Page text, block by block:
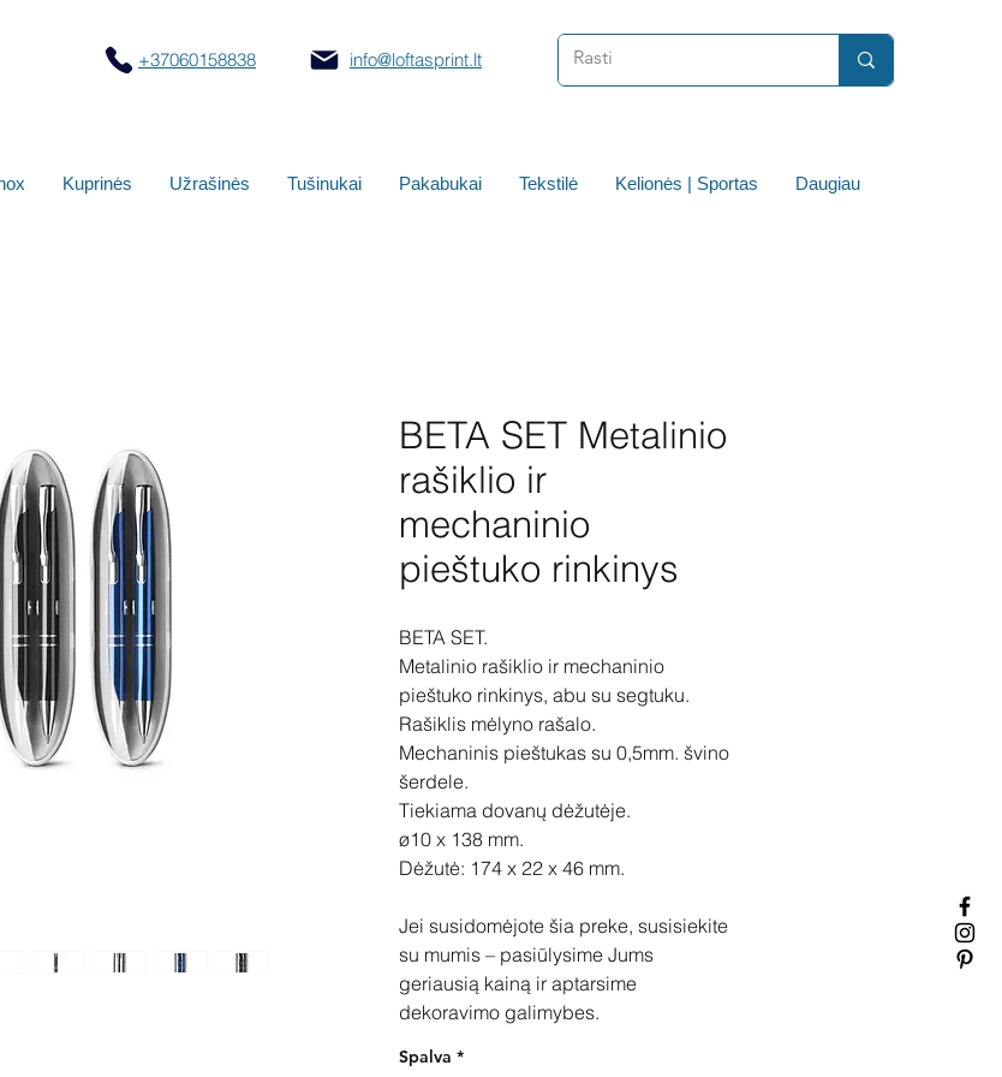
+37060158838 info@loftasprint.lt
Kuprinės Užrašinės Tušinukai Pakabukai Tekstilė Kelionės | Sportas Daugiau
BETA SET Metalinio
rašiklio ir
mechaninio
pieštuko rinkinys
BETA SET.
Metalinio rašiklio ir mechaninio
pieštuko rinkinys, abu su segtuku.
Rašiklis mėlyno rašalo.
Mechaninis pieštukas su 0,5mm. švino
šerdele.
Tiekiama dovanų dėžutėje.
ø10 x 138 mm.
Dėžutė: 174 x 22 x 46 mm.
Jei susidomėjote šia preke, susisiekite
su mumis – pasiūlysime Jums
geriausią kainą ir aptarsime
dekoravimo galimybes.
Spalva *